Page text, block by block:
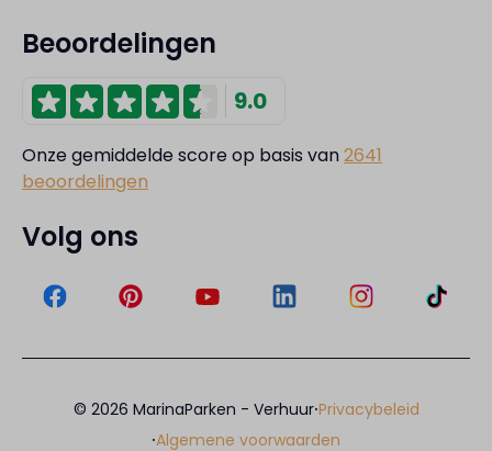
Beoordelingen
9.0
Onze gemiddelde score op basis van2641
beoordelingen
Volg ons
© 2026 MarinaParken - Verhuur·Privacybeleid
·Algemene voorwaarden